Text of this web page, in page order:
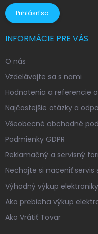
Prihlásiť sa
INFORMÁCIE PRE VÁS
O nás
Vzdelávajte sa s nami
Hodnotenia a referencie
Najčastejšie otázky a
Všeobecné obchodné
Podmienky GDPR
Reklamačný a servisný
Nechajte si naceniť servis
Výhodný výkup elektroniky
Ako prebieha výkup
Ako Vrátiť Tovar